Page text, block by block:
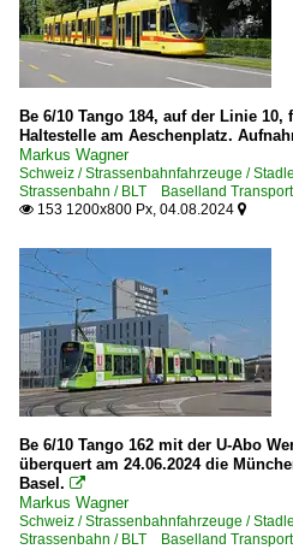
Be 6/10 Tango 184, auf der Linie 10,
Haltestelle am Aeschenplatz.
Markus Wagner
Schweiz / Strassenbahnfahrzeuge /
Strassenbahn / BLT Baselland Transport
 153 1200x800 Px, 04.08.2024 
Be 6/10 Tango 162 mit der U-Abo
überquert am 24.06.2024 die
Basel. 
Markus Wagner
Schweiz / Strassenbahnfahrzeuge /
Strassenbahn / BLT Baselland Transport